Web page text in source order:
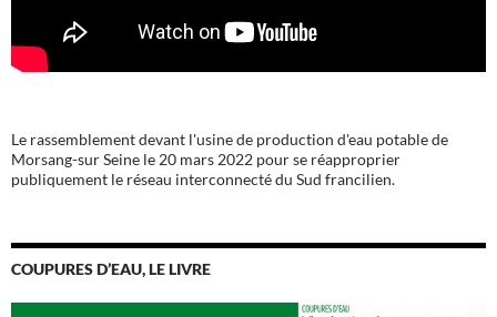
Le rassemblement devant l'usine de production d'eau potable de
Morsang-sur Seine le 20 mars 2022 pour se réapproprier
publiquement le réseau interconnecté du Sud francilien.
COUPURES D’EAU, LE LIVRE